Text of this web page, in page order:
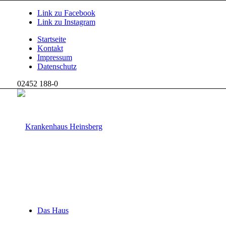
Link zu Facebook
Link zu Instagram
Startseite
Kontakt
Impressum
Datenschutz
02452 188-0
Das Haus